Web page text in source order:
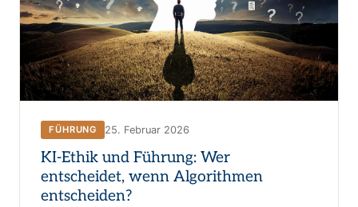
FÜHRUNG 25. Februar 2026
KI-Ethik und Führung: Wer
entscheidet, wenn Algorithmen
entscheiden?